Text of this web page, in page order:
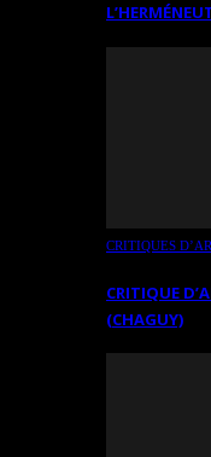
CRITIQUES
CRITIQUE
(CHAGUY)